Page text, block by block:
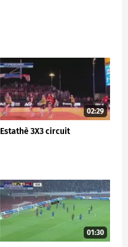
02:29
Estathè 3X3 circuit
01:30